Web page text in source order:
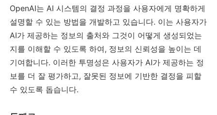
OpenAI는 AI 시스템의 결정 과정을 사용자에게 명확하게
설명할 수 있는 방법을 개발하고 있습니다. 이는 사용자가
AI가 제공하는 정보의 출처와 그것이 어떻게 생성되었는
지를 이해할 수 있도록 하여, 정보의 신뢰성을 높이는 데
기여합니다. 이러한 투명성은 사용자가 AI가 제공하는 정
보를 더 잘 평가하고, 잘못된 정보에 기반한 결정을 피할
수 있도록 돕습니다.